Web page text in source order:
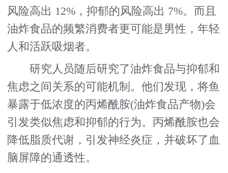
风险高出 12%，抑郁的风险高出 7%。而且
油炸食品的频繁消费者更可能是男性，年轻
人和活跃吸烟者。
研究人员随后研究了油炸食品与抑郁和
焦虑之间关系的可能机制。他们发现，将鱼
暴露于低浓度的丙烯酰胺(油炸食品产物)会
引发类似焦虑和抑郁的行为。丙烯酰胺也会
降低脂质代谢，引发神经炎症，并破坏了血
脑屏障的通透性。